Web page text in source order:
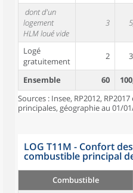
dont d'un
logement
HLM loué vide
3
Logé
gratuitement
2
Ensemble 60
Sources : Insee, RP2012,
principales, géographie au 01/
LOG T11M - Confort
combustible principal
Combustible